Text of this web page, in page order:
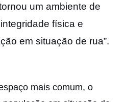
um ambiente de
física e
em situação de rua”.
mais comum, o